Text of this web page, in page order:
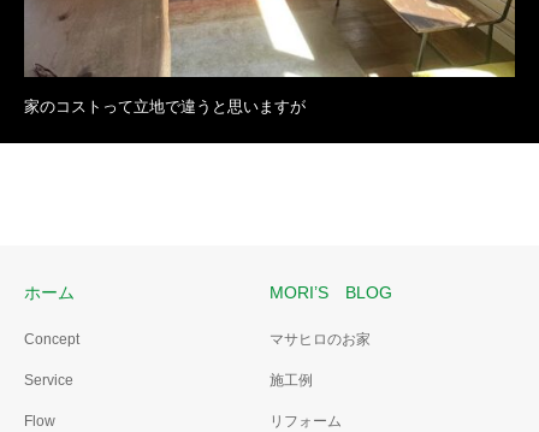
家のコストって立地で違うと思いますが
ホーム
Concept
Service
Flow
MORI’S BLOG
マサヒロのお家
施工例
リフォーム